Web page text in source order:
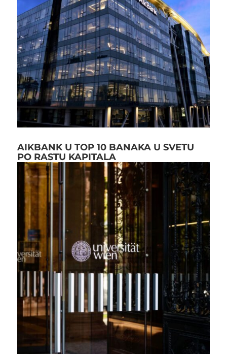
AIKBANK U TOP 10 BANAKA U SVETU
PO RASTU KAPITALA